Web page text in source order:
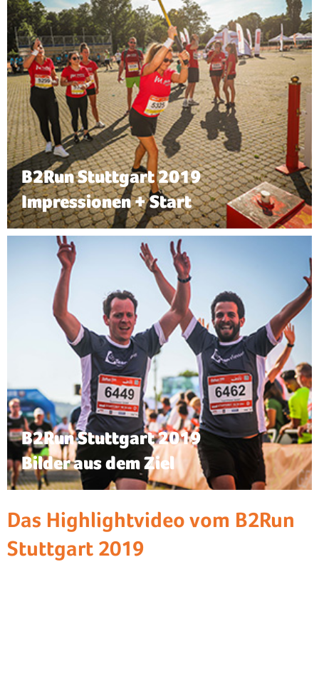
B2Run Stuttgart 2019
Impressionen + Start
B2Run Stuttgart 2019
Bilder aus dem Ziel
Das Highlightvideo vom B2Run
Stuttgart 2019